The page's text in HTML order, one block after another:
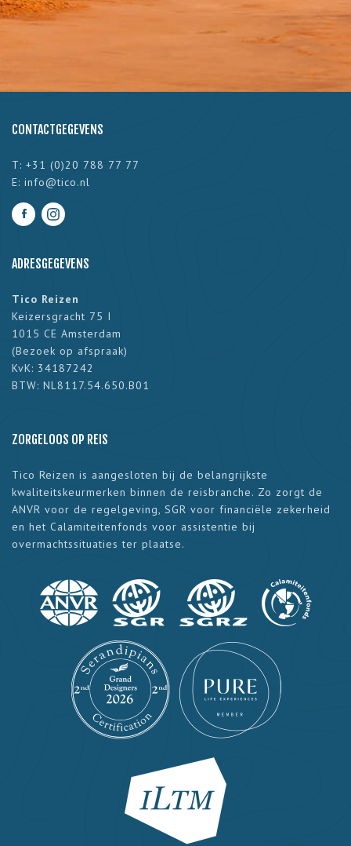
CONTACTGEGEVENS
T: +31 (0)20 788 77 77
E: info@tico.nl
ADRESGEGEVENS
Tico Reizen
Keizersgracht 75 I
1015 CE Amsterdam
(Bezoek op afspraak)
KvK: 34187242
BTW: NL8117.54.650.B01
ZORGELOOS OP REIS
Tico Reizen is aangesloten bij de belangrijkste
kwaliteitskeurmerken binnen de reisbranche. Zo zorgt de
ANVR voor de regelgeving, SGR voor financiële zekerheid
en het Calamiteitenfonds voor assistentie bij
overmachtssituaties ter plaatse.